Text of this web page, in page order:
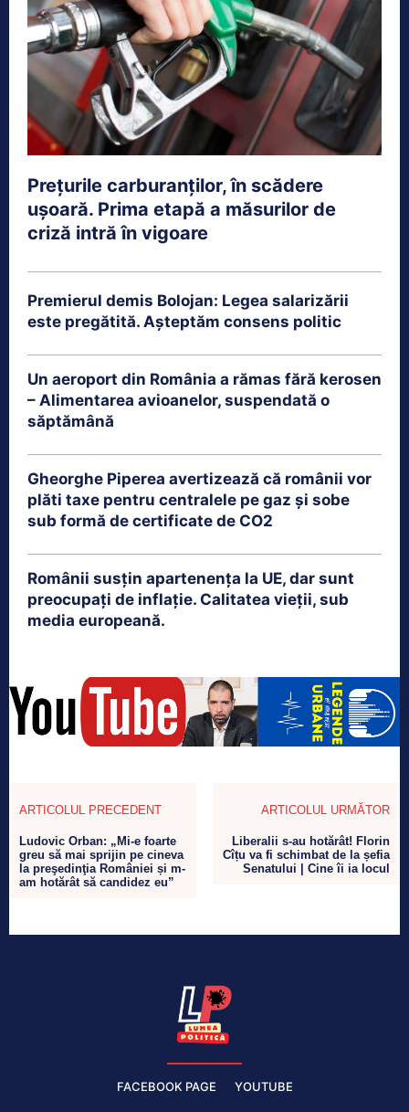
Prețurile carburanților, în scădere
ușoară. Prima etapă a măsurilor de
criză intră în vigoare
Premierul demis Bolojan: Legea salarizării
este pregătită. Așteptăm consens politic
Un aeroport din România a rămas fără kerosen
– Alimentarea avioanelor, suspendată o
săptămână
Gheorghe Piperea avertizează că românii vor
plăti taxe pentru centralele pe gaz și sobe
sub formă de certificate de CO2
Românii susțin apartenența la UE, dar sunt
preocupați de inflație. Calitatea vieții, sub
media europeană.
ARTICOLUL PRECEDENT
Ludovic Orban: „Mi-e foarte
greu să mai sprijin pe cineva
la preşedinţia României și m-
am hotărât să candidez eu”
ARTICOLUL URMĂTOR
Liberalii s-au hotărât! Florin
Cîțu va fi schimbat de la șefia
Senatului | Cine îi ia locul
FACEBOOK PAGE YOUTUBE